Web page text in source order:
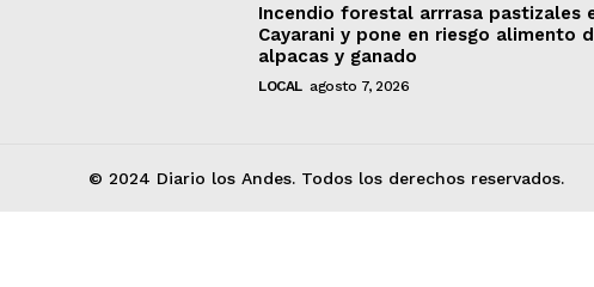
Incendio forestal arrrasa pastizales
Cayarani y pone en riesgo alimento
alpacas y ganado
LOCAL agosto 7, 2026
© 2024 Diario los Andes. Todos los derechos reservados.